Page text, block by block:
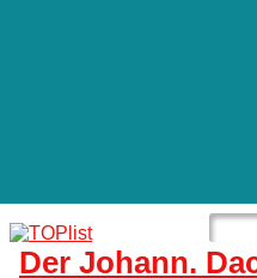
Der Johann.